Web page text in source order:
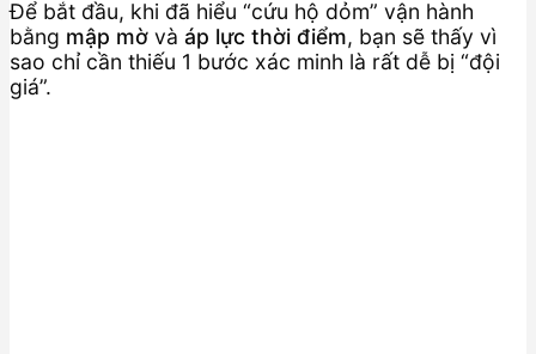
Để bắt đầu, khi đã hiểu “cứu hộ dỏm” vận hành
bằng mập mờ và áp lực thời điểm, bạn sẽ thấy vì
sao chỉ cần thiếu 1 bước xác minh là rất dễ bị “đội
giá”.